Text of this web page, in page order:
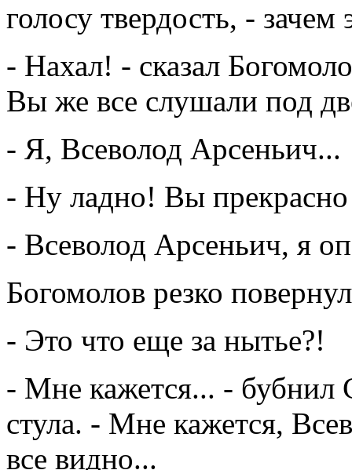
голосу твердость, -
- Нахал! - сказал
Вы же все слушали под
- Я, Всеволод Арсеньич...
- Ну ладно! Вы прекрасно
- Всеволод Арсеньич, я
Богомолов резко
- Это что еще за нытье?!
- Мне кажется... - бубнил
стула. - Мне кажется,
все видно...